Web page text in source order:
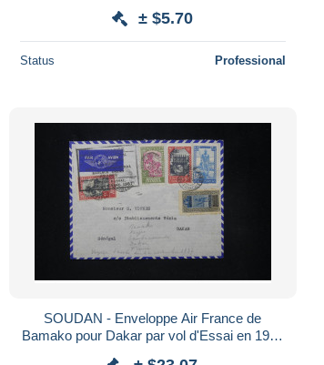
± $5.70
Status Professional
SOUDAN - Enveloppe Air France de
Bamako pour Dakar par vol d'Essai en 1937